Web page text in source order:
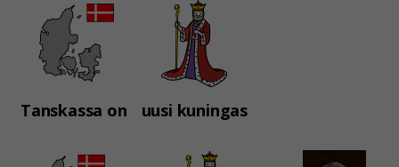
Tanskassa on uusi kuningas